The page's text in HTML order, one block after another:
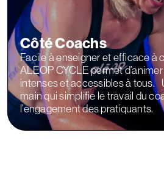
Côté Coachs
Facile à enseigner et efficace à
ALEOP CYCLE permet
intenses et accessibles à tous.
main qui simplifie le travail du
l’engagement des pratiquants.